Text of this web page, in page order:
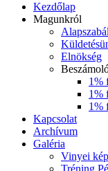
Kezdőlap
Magunkról
Elnökség
1%
1%
1%
Kapcsolat
Archívum
Galéria
Vinyei
Tréning